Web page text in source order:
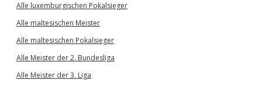
Alle luxemburgischen Pokalsieger
Alle maltesischen Meister
Alle maltesischen Pokalsieger
Alle Meister der 2. Bundesliga
Alle Meister der 3. Liga